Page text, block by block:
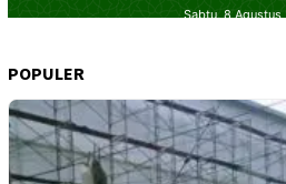
POPULER